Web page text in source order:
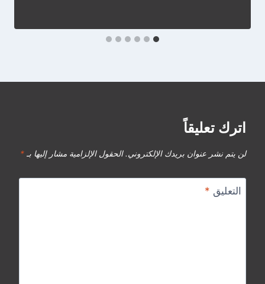
اترك تعليقاً
لن يتم نشر عنوان بريدك الإلكتروني. الحقول الإلزامية مشار إليها بـ *
التعليق *